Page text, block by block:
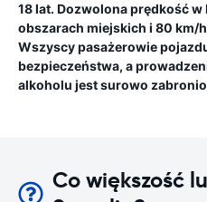
18 lat. Dozwolona prędkość
obszarach miejskich i 80 km/
Wszyscy pasażerowie
bezpieczeństwa, a
alkoholu jest surowo
Co większość